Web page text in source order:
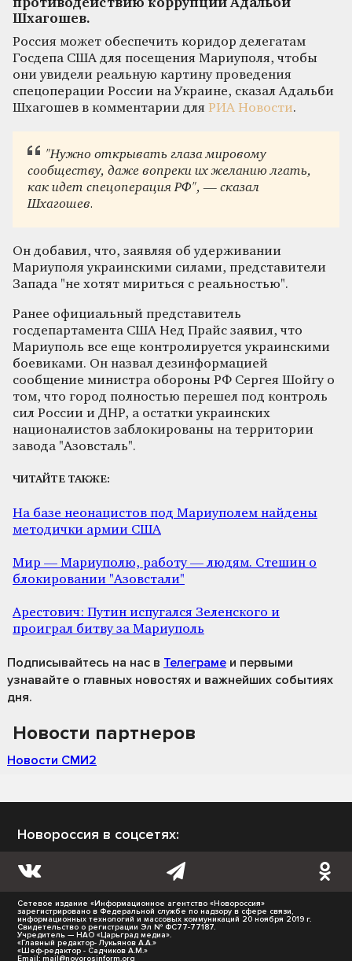
противодействию коррупции Адальби
Шхагошев.
Россия может обеспечить коридор делегатам
Госдепа США для посещения Мариуполя, чтобы
они увидели реальную картину проведения
спецоперации России на Украине, сказал Адальби
Шхагошев в комментарии для РИА Новости.
"Нужно открывать глаза мировому
сообществу, даже вопреки их желанию лгать,
как идет спецоперация РФ", — сказал
Шхагошев.
Он добавил, что, заявляя об удерживании
Мариуполя украинскими силами, представители
Запада "не хотят мириться с реальностью".
Ранее официальный представитель
госдепартамента США Нед Прайс заявил, что
Мариуполь все еще контролируется украинскими
боевиками. Он назвал дезинформацией
сообщение министра обороны РФ Сергея Шойгу о
том, что город полностью перешел под контроль
сил России и ДНР, а остатки украинских
националистов заблокированы на территории
завода "Азовсталь".
ЧИТАЙТЕ ТАКЖЕ:
На базе неонацистов под Мариуполем найдены
методички армии США
Мир — Мариуполю, работу — людям. Стешин о
блокировании "Азовстали"
Арестович: Путин испугался Зеленского и
проиграл битву за Мариуполь
Подписывайтесь на нас в Телеграме и первыми
узнавайте о главных новостях и важнейших событиях
дня.
Новости партнеров
Новости СМИ2
Новороссия в соцсетях:
Сетевое издание «Информационное агентство «Новороссия»
зарегистрировано в Федеральной службе по надзору в сфере связи,
информационных технологий и массовых коммуникаций 20 ноября 2019 г.
Свидетельство о регистрации Эл № ФС77-77187.
Учредитель — НАО «Царьград медиа».
«Главный редактор- Лукьянов А.А.»
«Шеф-редактор - Садчиков А.М.»
Email: mail@novorosinform.org